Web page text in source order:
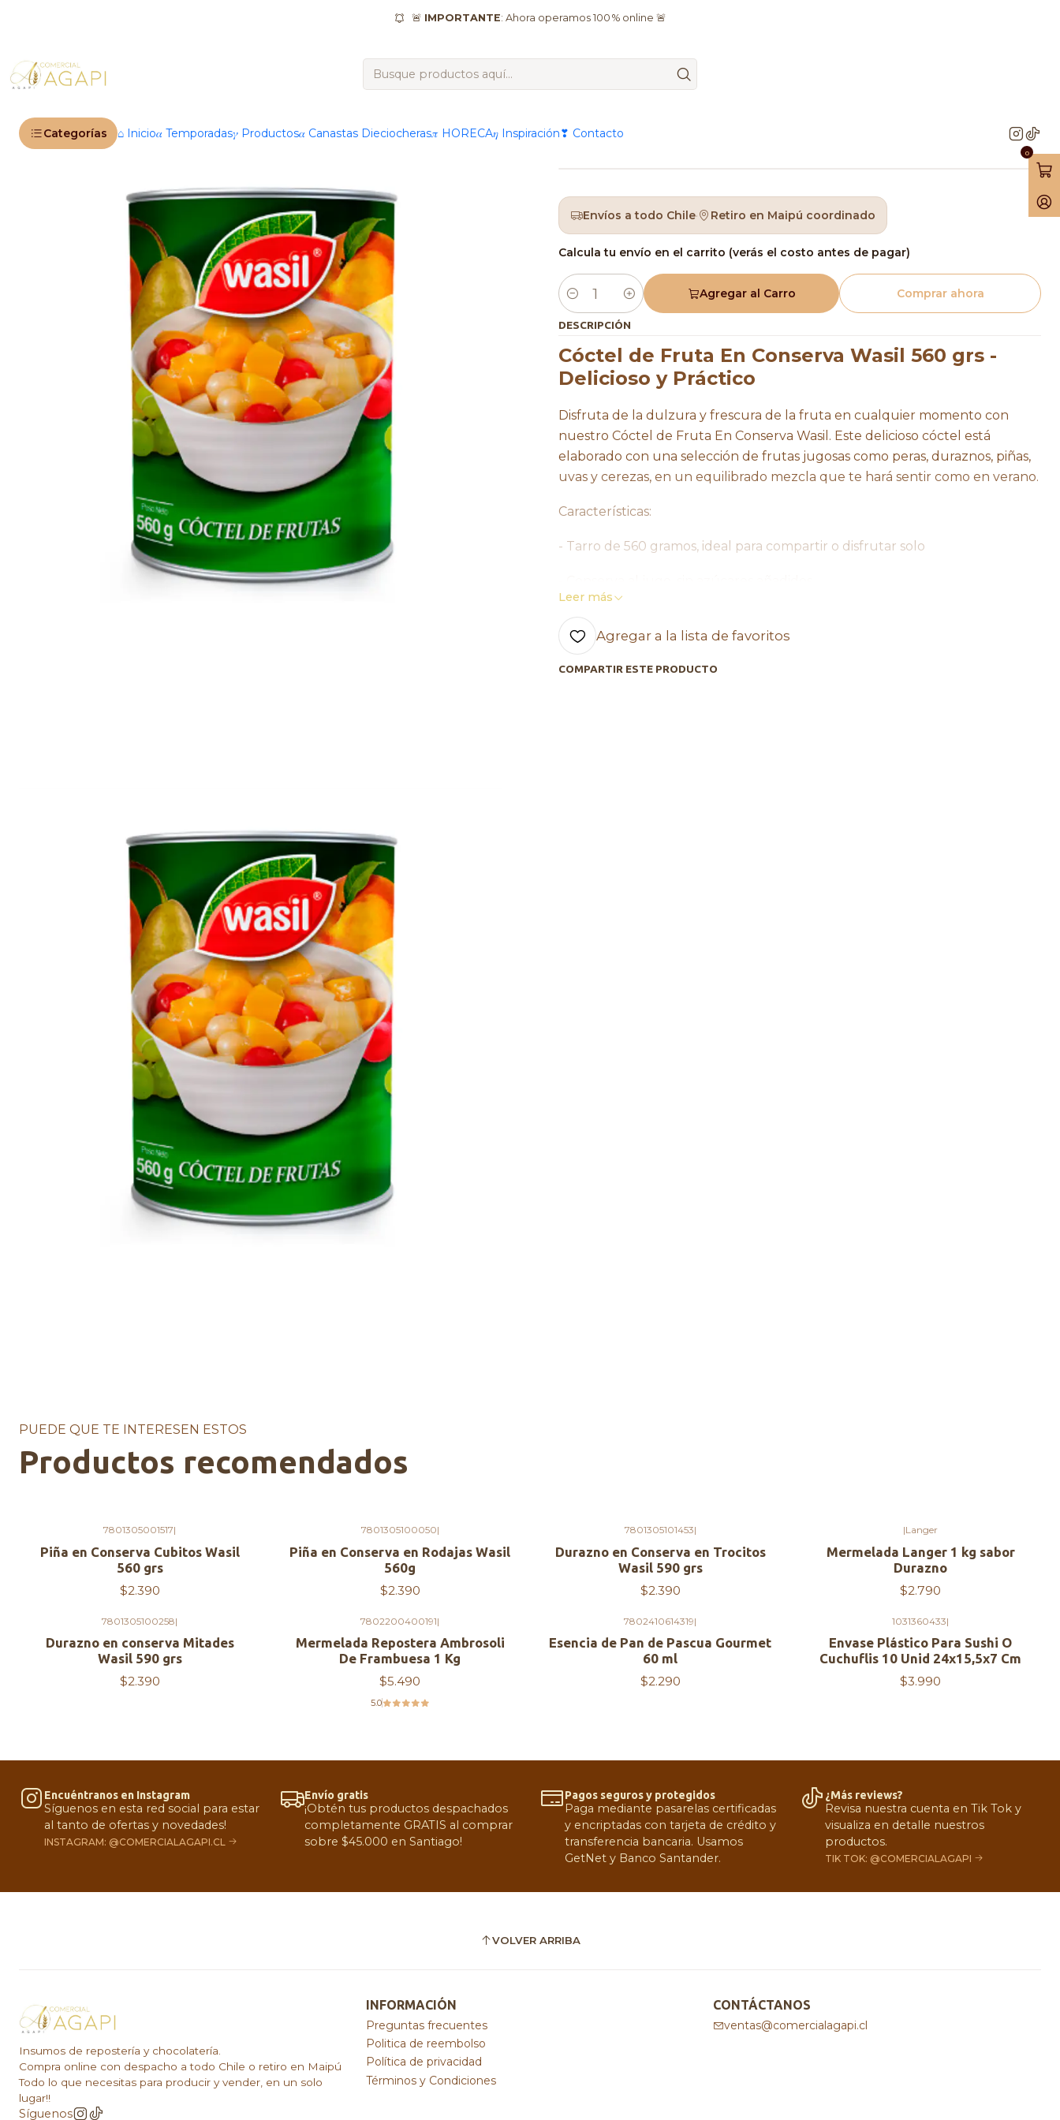
Categorías ⌂ Inicio𝛼 Temporadas𝛾 Productos𝛼 Canastas Dieciocheras𝜋 HORECA𝜂 Inspiración❣ Contacto
0
🚨 IMPORTANTE: Ahora operamos 100 % online 🚨
Productos ®️ Marcas Watts Cóctel de Fruta En Conserva Wasil 560 grs
Cóctel de Fruta En Conserva
Wasil 560 grs
Envíos a todo Chile· Retiro en Maipú coordinado
Calcula tu envío en el carrito (verás el costo antes de pagar)
Cantidad
Agregar al Carro Comprar ahora
DESCRIPCIÓN
Cóctel de Fruta En Conserva Wasil 560 grs -
Delicioso y Práctico
Disfruta de la dulzura y frescura de la fruta en cualquier momento con
nuestro Cóctel de Fruta En Conserva Wasil. Este delicioso cóctel está
elaborado con una selección de frutas jugosas como peras, duraznos, piñas,
uvas y cerezas, en un equilibrado mezcla que te hará sentir como en verano.
Características:
- Tarro de 560 gramos, ideal para compartir o disfrutar solo
- Frutas seleccionadas de alta calidad
- Envasado en envases germéticos para asegurar su frescura
Leer más
Agregar a la lista de favoritos
COMPARTIR ESTE PRODUCTO
PUEDE QUE TE INTERESEN ESTOS
Productos recomendados
7801305001517|
Piña en Conserva Cubitos Wasil
560 grs
$2.390
7801305100050|
Piña en Conserva en Rodajas Wasil
560g
$2.390
7801305101453|
Durazno en Conserva en Trocitos
Wasil 590 grs
$2.390
|Langer
Mermelada Langer 1 kg sabor
Durazno
$2.790
7801305100258|
Durazno en conserva Mitades
Wasil 590 grs
$2.390
7802200400191|
Mermelada Repostera Ambrosoli
De Frambuesa 1 Kg
$5.490
5.0
7802410614319|
Esencia de Pan de Pascua Gourmet
60 ml
$2.290
1031360433|
Envase Plástico Para Sushi O
Cuchuflis 10 Unid 24x15,5x7 Cm
$3.990
Encuéntranos en Instagram
Síguenos en esta red social para estar
al tanto de ofertas y novedades!
INSTAGRAM: @COMERCIALAGAPI.CL
Envío gratis
¡Obtén tus productos despachados
completamente GRATIS al comprar
sobre $45.000 en Santiago!
Pagos seguros y protegidos
Paga mediante pasarelas certificadas
y encriptadas con tarjeta de crédito y
transferencia bancaria. Usamos
GetNet y Banco Santander.
¿Más reviews?
Revisa nuestra cuenta en Tik Tok y
visualiza en detalle nuestros
productos.
TIK TOK: @COMERCIALAGAPI
VOLVER ARRIBA
Insumos de repostería y chocolatería.
Compra online con despacho a todo Chile o retiro en Maipú
Todo lo que necesitas para producir y vender, en un solo
lugar!!
Síguenos
INFORMACIÓN
Preguntas frecuentes
Politica de reembolso
Política de privacidad
Términos y Condiciones
CONTÁCTANOS
ventas@comercialagapi.cl